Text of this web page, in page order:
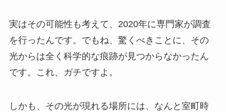
実はその可能性も考えて、2020年に専門家が調査
を行ったんです。でもね、驚くべきことに、その
光からは全く科学的な痕跡が見つからなかったん
です。これ、ガチですよ。
しかも、その光が現れる場所には、なんと室町時